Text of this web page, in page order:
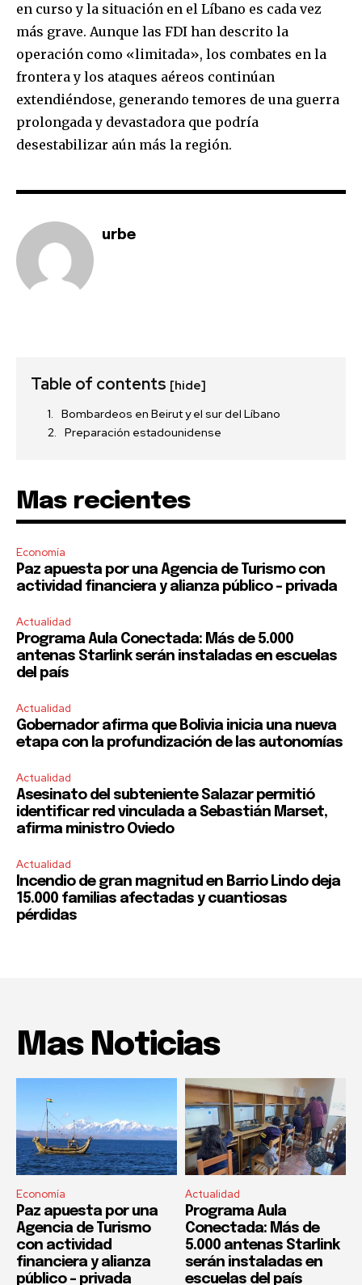
en curso y la situación en el Líbano es cada vez
más grave. Aunque las FDI han descrito la
operación como «limitada», los combates en la
frontera y los ataques aéreos continúan
extendiéndose, generando temores de una guerra
prolongada y devastadora que podría
desestabilizar aún más la región.
urbe
Table of contents [hide]
Bombardeos en Beirut y el sur del Líbano
Preparación estadounidense
Mas recientes
Economía
Paz apuesta por una Agencia de Turismo con
actividad financiera y alianza público – privada
Actualidad
Programa Aula Conectada: Más de 5.000
antenas Starlink serán instaladas en escuelas
del país
Actualidad
Gobernador afirma que Bolivia inicia una nueva
etapa con la profundización de las autonomías
Actualidad
Asesinato del subteniente Salazar permitió
identificar red vinculada a Sebastián Marset,
afirma ministro Oviedo
Actualidad
Incendio de gran magnitud en Barrio Lindo deja
15.000 familias afectadas y cuantiosas
pérdidas
Mas Noticias
Economía
Paz apuesta por una
Agencia de Turismo
con actividad
financiera y alianza
público – privada
Actualidad
Programa Aula
Conectada: Más de
5.000 antenas Starlink
serán instaladas en
escuelas del país